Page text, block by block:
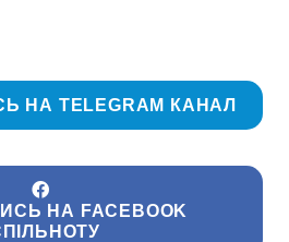
НА TELEGRAM КАНАЛ
НА FACEBOOK